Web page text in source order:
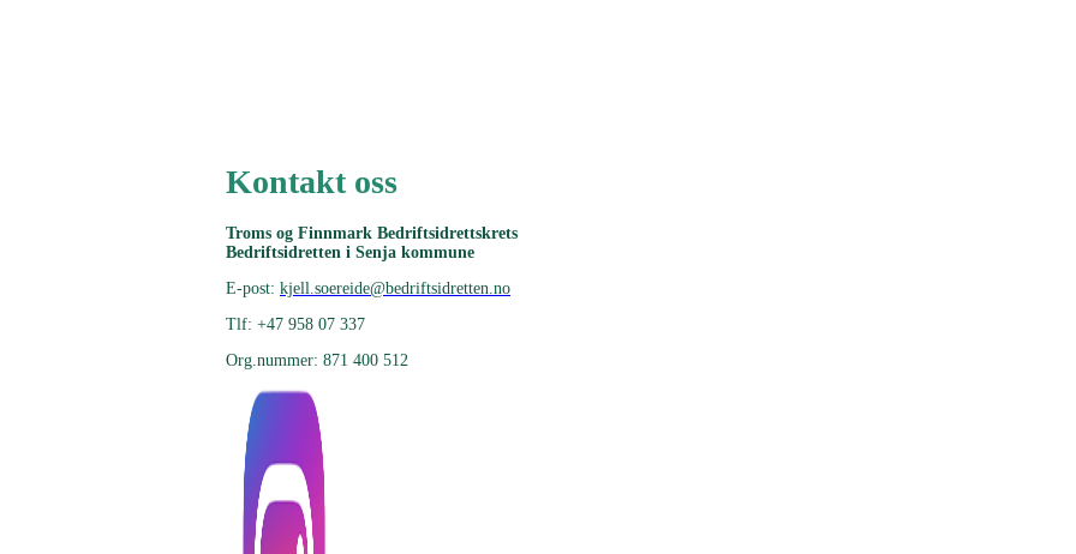
Kontakt oss
Troms og Finnmark Bedriftsidrettskrets
Bedriftsidretten i Senja kommune
E-post: kjell.soereide@bedriftsidretten.no
Tlf: +47 958 07 337
Org.nummer: 871 400 512